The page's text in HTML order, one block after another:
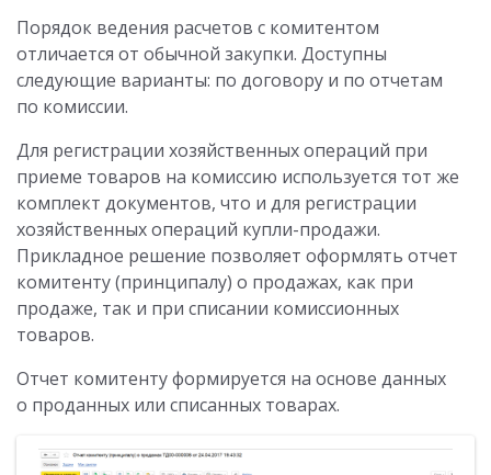
Порядок ведения расчетов с комитентом
отличается от обычной закупки. Доступны
следующие варианты: по договору и по отчетам
по комиссии.
Для регистрации хозяйственных операций при
приеме товаров на комиссию используется тот же
комплект документов, что и для регистрации
хозяйственных операций купли-продажи.
Прикладное решение позволяет оформлять отчет
комитенту (принципалу) о продажах, как при
продаже, так и при списании комиссионных
товаров.
Отчет комитенту формируется на основе данных
о проданных или списанных товарах.